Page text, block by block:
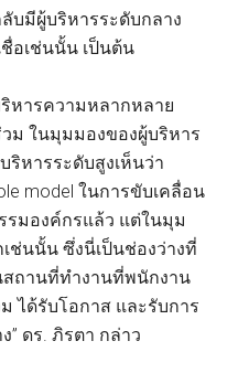
บมีผู้บริหารระดับกลาง
อเช่นนั้น เป็นต้น
ริหารความหลากหลาย
ม ในมุมมองของผู้บริหาร
หารระดับสูงเห็นว่า
model ในการขับเคลื่อน
มองค์กรแล้ว แต่ในมุม
ช่นนั้น ซึ่งนี่เป็นช่องว่างที่
สถานที่ทำงานที่พนักงาน
ได้รับโอกาส และรับการ
” ดร. ภิรตา กล่าว